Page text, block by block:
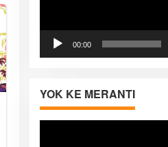
00:00
YOK KE MERANTI